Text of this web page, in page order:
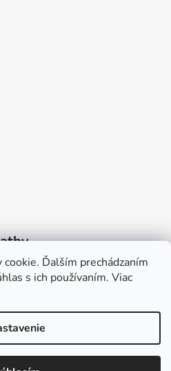
Ďalším prechádzaním
s ich používaním. Viac
Shoptet
. Všetky práva vyhradené.